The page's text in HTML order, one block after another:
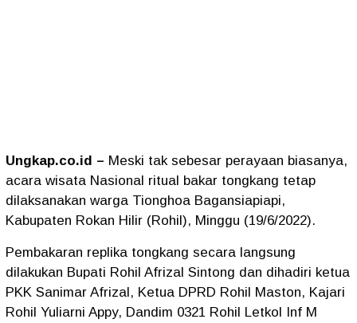
Ungkap.co.id – Meski tak sebesar perayaan biasanya,
acara wisata Nasional ritual bakar tongkang tetap
dilaksanakan warga Tionghoa Bagansiapiapi,
Kabupaten Rokan Hilir (Rohil), Minggu (19/6/2022).
Pembakaran replika tongkang secara langsung
dilakukan Bupati Rohil Afrizal Sintong dan dihadiri ketua
PKK Sanimar Afrizal, Ketua DPRD Rohil Maston, Kajari
Rohil Yuliarni Appy, Dandim 0321 Rohil Letkol Inf M